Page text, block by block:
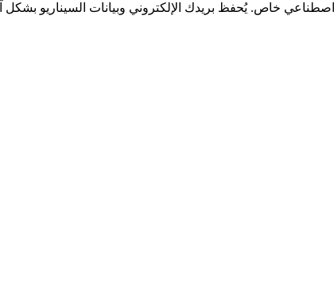
خاص. يُحفظ بريدك الإلكتروني وبيانات السيناريو